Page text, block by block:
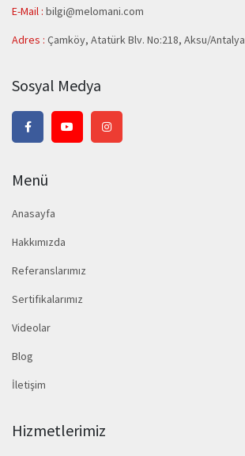
E-Mail : bilgi@melomani.com
Adres : Çamköy, Atatürk Blv. No:218, Aksu/Antalya
Sosyal Medya
Menü
Anasayfa
Hakkımızda
Referanslarımız
Sertifikalarımız
Videolar
Blog
İletişim
Hizmetlerimiz